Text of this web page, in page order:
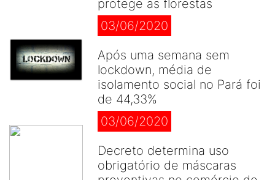
protege as florestas
03/06/2020
Após uma semana sem
lockdown, média de
isolamento social no Pará foi
de 44,33%
03/06/2020
Decreto determina uso
obrigatório de máscaras